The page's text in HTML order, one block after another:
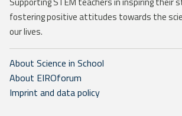
fostering positive attitudes towards the
our lives.
About Science in School
About EIROforum
Imprint and data policy